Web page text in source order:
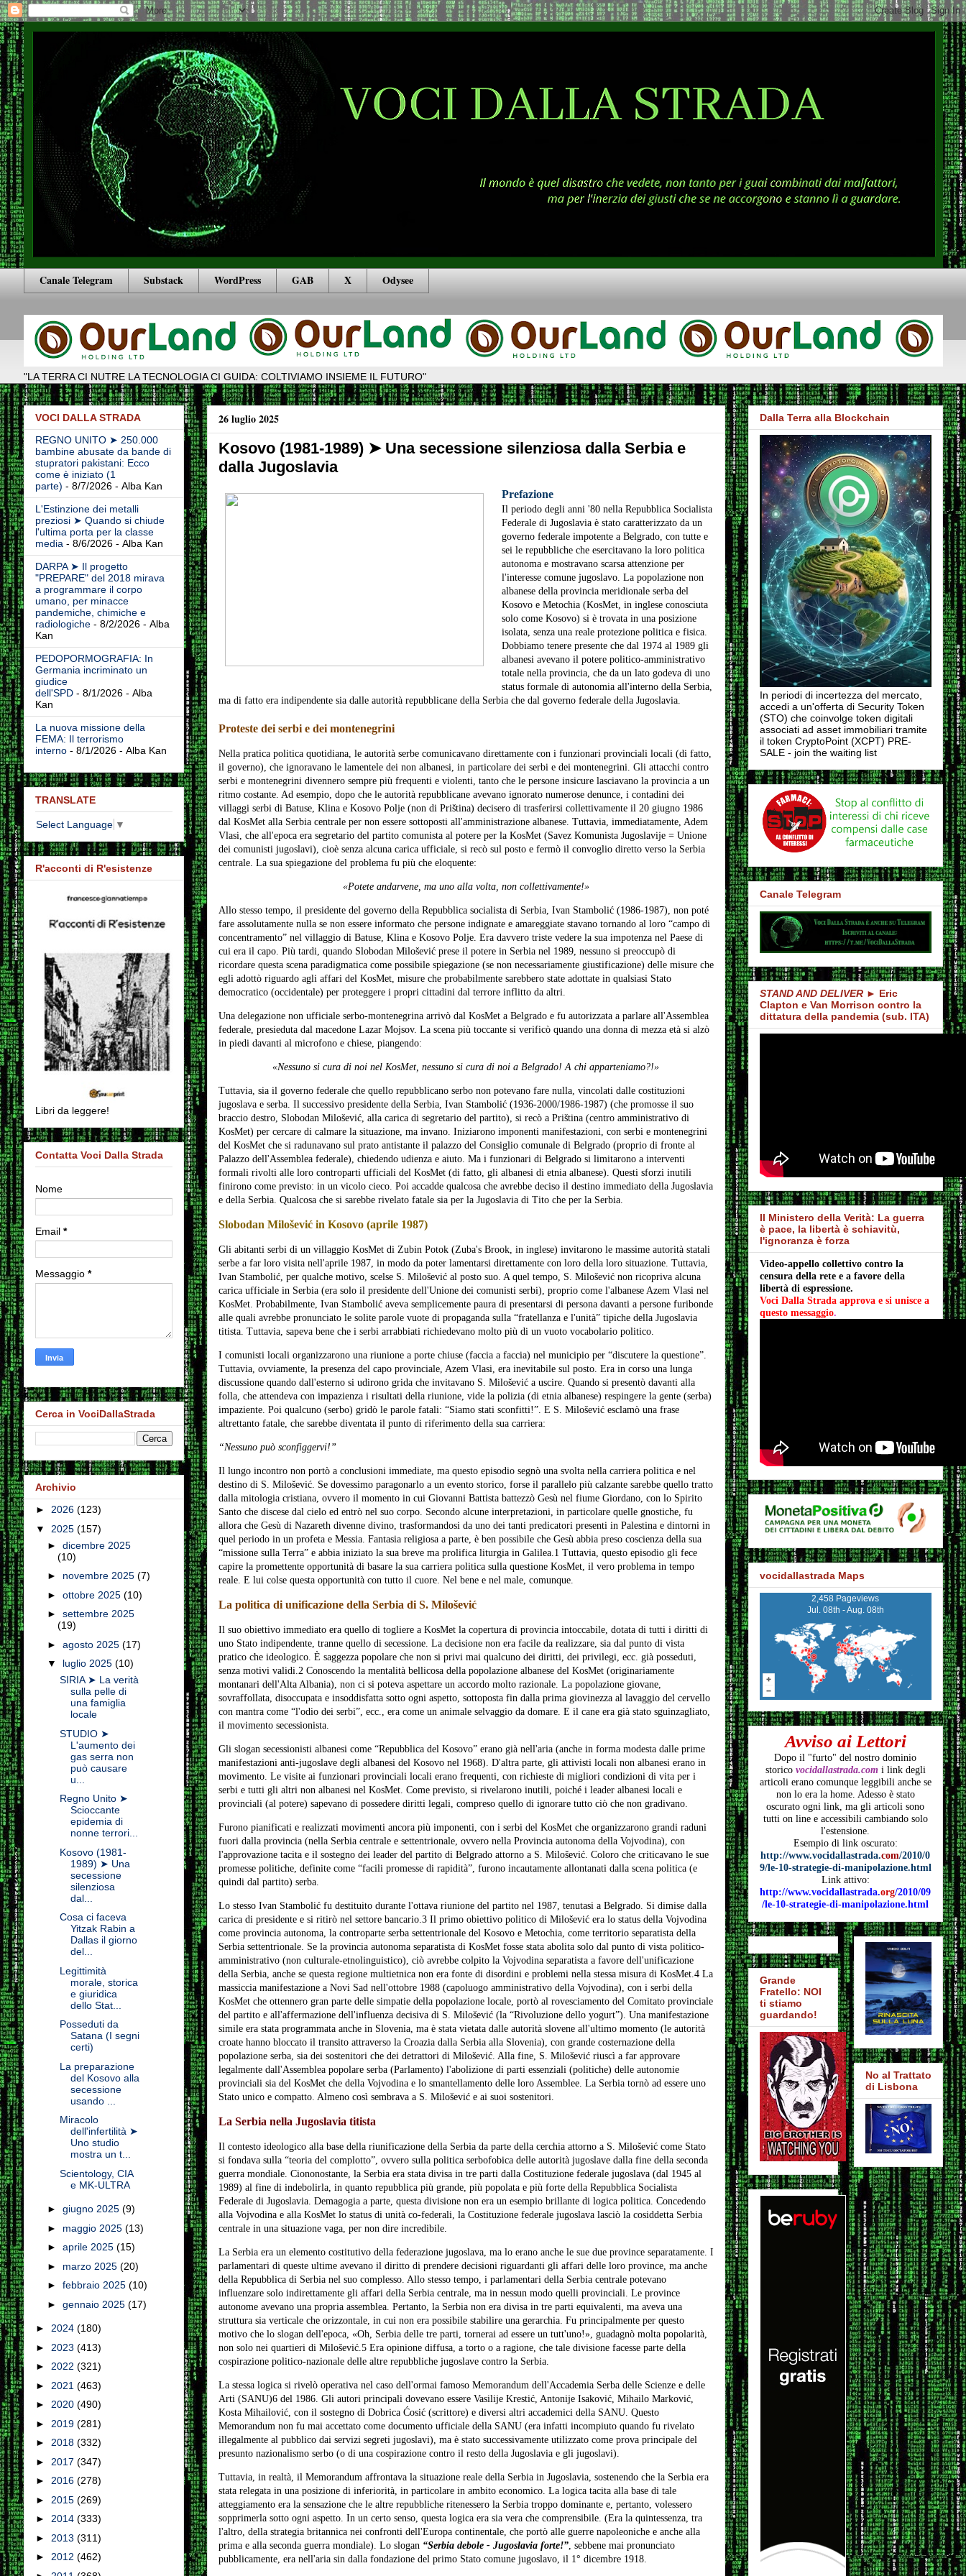
Canale Telegram Substack WordPress GAB X Odysee
"LA TERRA CI NUTRE LA TECNOLOGIA CI GUIDA: COLTIVIAMO INSIEME IL FUTURO"
26 luglio 2025
Kosovo (1981-1989) ➤ Una secessione silenziosa dalla Serbia e
dalla Jugoslavia
Prefazione
Il periodo degli anni '80 nella Repubblica Socialista
Federale di Jugoslavia è stato caratterizzato da un
governo federale impotente a Belgrado, con tutte e
sei le repubbliche che esercitavano la loro politica
autonoma e mostravano scarsa attenzione per
l'interesse comune jugoslavo. La popolazione non
albanese della provincia meridionale serba del
Kosovo e Metochia (KosMet, in inglese conosciuta
solo come Kosovo) si è trovata in una posizione
isolata, senza una reale protezione politica e fisica.
Dobbiamo tenere presente che dal 1974 al 1989 gli
albanesi avevano il potere politico-amministrativo
totale nella provincia, che da un lato godeva di uno
status formale di autonomia all'interno della Serbia,
ma di fatto era indipendente sia dalle autorità repubblicane della Serbia che dal governo federale della Jugoslavia.
Proteste dei serbi e dei montenegrini
Nella pratica politica quotidiana, le autorità serbe comunicavano direttamente con i funzionari provinciali locali (di fatto,
il governo), che ignoravano le lamentele dei non albanesi, in particolare dei serbi e dei montenegrini. Gli attacchi contro
serbi e montenegrini divennero sempre più frequenti e violenti, tanto che le persone insicure lasciavano la provincia a un
ritmo costante. Ad esempio, dopo che le autorità repubblicane avevano ignorato numerose denunce, i contadini dei
villaggi serbi di Batuse, Klina e Kosovo Polje (non di Priština) decisero di trasferirsi collettivamente il 20 giugno 1986
dal KosMet alla Serbia centrale per non essere sottoposti all'amministrazione albanese. Tuttavia, immediatamente, Adem
Vlasi, che all'epoca era segretario del partito comunista al potere per la KosMet (Savez Komunista Jugoslavije = Unione
dei comunisti jugoslavi), cioè senza alcuna carica ufficiale, si recò sul posto e fermò il convoglio diretto verso la Serbia
centrale. La sua spiegazione del problema fu più che eloquente:
«Potete andarvene, ma uno alla volta, non collettivamente!»
Allo stesso tempo, il presidente del governo della Repubblica socialista di Serbia, Ivan Stambolić (1986-1987), non poté
fare assolutamente nulla se non essere informato che persone indignate e amareggiate stavano tornando al loro “campo di
concentramento” nel villaggio di Batuse, Klina e Kosovo Polje. Era davvero triste vedere la sua impotenza nel Paese di
cui era il capo. Più tardi, quando Slobodan Milošević prese il potere in Serbia nel 1989, nessuno si preoccupò di
ricordare questa scena paradigmatica come possibile spiegazione (se non necessariamente giustificazione) delle misure che
egli adottò riguardo agli affari del KosMet, misure che probabilmente sarebbero state adottate in qualsiasi Stato
democratico (occidentale) per proteggere i propri cittadini dal terrore inflitto da altri.
Una delegazione non ufficiale serbo-montenegrina arrivò dal KosMet a Belgrado e fu autorizzata a parlare all'Assemblea
federale, presieduta dal macedone Lazar Mojsov. La scena più toccante si verificò quando una donna di mezza età si alzò
in piedi davanti al microfono e chiese, piangendo:
«Nessuno si cura di noi nel KosMet, nessuno si cura di noi a Belgrado! A chi apparteniamo?!»
Tuttavia, sia il governo federale che quello repubblicano serbo non potevano fare nulla, vincolati dalle costituzioni
jugoslava e serba. Il successivo presidente della Serbia, Ivan Stambolić (1936-2000/1986-1987) (che promosse il suo
braccio destro, Slobodan Milošević, alla carica di segretario del partito), si recò a Priština (centro amministrativo di
KosMet) per cercare di calmare la situazione, ma invano. Iniziarono imponenti manifestazioni, con serbi e montenegrini
del KosMet che si radunavano sul prato antistante il palazzo del Consiglio comunale di Belgrado (proprio di fronte al
Palazzo dell'Assemblea federale), chiedendo udienza e aiuto. Ma i funzionari di Belgrado si limitarono a interventi
formali rivolti alle loro controparti ufficiali del KosMet (di fatto, gli albanesi di etnia albanese). Questi sforzi inutili
finirono come previsto: in un vicolo cieco. Poi accadde qualcosa che avrebbe deciso il destino immediato della Jugoslavia
e della Serbia. Qualcosa che si sarebbe rivelato fatale sia per la Jugoslavia di Tito che per la Serbia.
Slobodan Milošević in Kosovo (aprile 1987)
Gli abitanti serbi di un villaggio KosMet di Zubin Potok (Zuba's Brook, in inglese) invitarono le massime autorità statali
serbe a far loro visita nell'aprile 1987, in modo da poter lamentarsi direttamente con loro della loro situazione. Tuttavia,
Ivan Stambolić, per qualche motivo, scelse S. Milošević al posto suo. A quel tempo, S. Milošević non ricopriva alcuna
carica ufficiale in Serbia (era solo il presidente dell'Unione dei comunisti serbi), proprio come l'albanese Azem Vlasi nel
KosMet. Probabilmente, Ivan Stambolić aveva semplicemente paura di presentarsi di persona davanti a persone furibonde
alle quali avrebbe pronunciato le solite parole vuote di propaganda sulla “fratellanza e l'unità” tipiche della Jugoslavia
titista. Tuttavia, sapeva bene che i serbi arrabbiati richiedevano molto più di un vuoto vocabolario politico.
I comunisti locali organizzarono una riunione a porte chiuse (faccia a faccia) nel municipio per “discutere la questione”.
Tuttavia, ovviamente, la presenza del capo provinciale, Azem Vlasi, era inevitabile sul posto. Era in corso una lunga
discussione quando dall'esterno si udirono grida che invitavano S. Milošević a uscire. Quando si presentò davanti alla
folla, che attendeva con impazienza i risultati della riunione, vide la polizia (di etnia albanese) respingere la gente (serba)
impaziente. Poi qualcuno (serbo) gridò le parole fatali: “Siamo stati sconfitti!”. E S. Milošević esclamò una frase
altrettanto fatale, che sarebbe diventata il punto di riferimento della sua carriera:
“Nessuno può sconfiggervi!”
Il lungo incontro non portò a conclusioni immediate, ma questo episodio segnò una svolta nella carriera politica e nel
destino di S. Milošević. Se dovessimo paragonarlo a un evento storico, forse il parallelo più calzante sarebbe quello tratto
dalla mitologia cristiana, ovvero il momento in cui Giovanni Battista battezzò Gesù nel fiume Giordano, con lo Spirito
Santo che discese dal cielo ed entrò nel suo corpo. Secondo alcune interpretazioni, in particolare quelle gnostiche, fu
allora che Gesù di Nazareth divenne divino, trasformandosi da uno dei tanti predicatori presenti in Palestina e dintorni in
quel periodo in un profeta e Messia. Fantasia religiosa a parte, è ben possibile che Gesù abbia preso coscienza della sua
“missione sulla Terra” e abbia iniziato la sua breve ma prolifica liturgia in Galilea.1 Tuttavia, questo episodio gli fece
capire la promettente opportunità di basare la sua carriera politica sulla questione KosMet, il vero problema in tempo
reale. E lui colse questa opportunità con tutto il cuore. Nel bene e nel male, comunque.
La politica di unificazione della Serbia di S. Milošević
Il suo obiettivo immediato era quello di togliere a KosMet la copertura di provincia intoccabile, dotata di tutti i diritti di
uno Stato indipendente, tranne quello di secessione. La decisione non era facile da realizzare, sia dal punto di vista
pratico che ideologico. È saggezza popolare che non si privi mai qualcuno dei diritti, dei privilegi, ecc. già posseduti,
senza motivi validi.2 Conoscendo la mentalità bellicosa della popolazione albanese del KosMet (originariamente
montanari dell'Alta Albania), non ci si poteva aspettare un accordo molto razionale. La popolazione giovane,
sovraffollata, disoccupata e insoddisfatta sotto ogni aspetto, sottoposta fin dalla prima giovinezza al lavaggio del cervello
con mantra come “l'odio dei serbi”, ecc., era come un animale selvaggio da domare. E il cane era già stato sguinzagliato,
il movimento secessionista.
Gli slogan secessionisti albanesi come “Repubblica del Kosovo” erano già nell'aria (anche in forma modesta dalle prime
manifestazioni anti-jugoslave degli albanesi del Kosovo nel 1968). D'altra parte, gli attivisti locali non albanesi erano in
movimento. Le visite ai funzionari provinciali locali erano frequenti, con richieste di migliori condizioni di vita per i
serbi e tutti gli altri non albanesi nel KosMet. Come previsto, si rivelarono inutili, poiché i leader albanesi locali e
provinciali (al potere) sapevano di possedere diritti legali, compreso quello di ignorare tutto ciò che non gradivano.
Furono pianificati e realizzati movimenti ancora più imponenti, con i serbi del KosMet che organizzarono grandi raduni
fuori dalla provincia (nella Serbia centrale e settentrionale, ovvero nella Provincia autonoma della Vojvodina), con
l'approvazione tacita e il sostegno dei leader del partito di Belgrado attorno a S. Milošević. Coloro che criticavano le sue
promesse politiche, definite come “facili promesse di rapidità”, furono incautamente allontanati dalla scena politica (e
quindi dal partito) serba.
Lo stesso Ivan Stambolić fu destituito durante l'ottava riunione del partito nel 1987, tenutasi a Belgrado. Si dimise dalla
carica di presidente e si ritirò nel settore bancario.3 Il primo obiettivo politico di Milošević era lo status della Vojvodina
come provincia autonoma, la controparte serba settentrionale del Kosovo e Metochia, come territorio separatista della
Serbia settentrionale. Se la provincia autonoma separatista di KosMet fosse stata abolita solo dal punto di vista politico-
amministrativo (non culturale-etnolinguistico), ciò avrebbe colpito la Vojvodina separatista a favore dell'unificazione
della Serbia, anche se questa regione multietnica non era fonte di disordini e problemi nella stessa misura di KosMet.4 La
massiccia manifestazione a Novi Sad nell'ottobre 1988 (capoluogo amministrativo della Vojvodina), con i serbi della
KosMet che ottennero gran parte delle simpatie della popolazione locale, portò al rovesciamento del Comitato provinciale
del partito e all'affermazione dell'influenza decisiva di S. Milošević (la “Rivoluzione dello yogurt”). Una manifestazione
simile era stata programmata anche in Slovenia, ma è stata vietata dalle autorità slovene all'ultimo momento (le autorità
croate hanno bloccato il transito attraverso la Croazia dalla Serbia alla Slovenia), con grande costernazione della
popolazione serba, sia dei sostenitori che dei detrattori di Milošević. Alla fine, S. Milošević riuscì a far approvare
legalmente dall'Assemblea popolare serba (Parlamento) l'abolizione di parti essenziali (politiche) delle autonomie
provinciali sia del KosMet che della Vojvodina e lo smantellamento delle loro Assemblee. La Serbia tornò ad essere uno
Stato unico e compatto. Almeno così sembrava a S. Milošević e ai suoi sostenitori.
La Serbia nella Jugoslavia titista
Il contesto ideologico alla base della riunificazione della Serbia da parte della cerchia attorno a S. Milošević come Stato
si fondava sulla “teoria del complotto”, ovvero sulla politica serbofobica delle autorità jugoslave dalla fine della seconda
guerra mondiale. Ciononostante, la Serbia era stata divisa in tre parti dalla Costituzione federale jugoslava (dal 1945 al
1989) al fine di indebolirla, in quanto repubblica più grande, più popolata e più forte della Repubblica Socialista
Federale di Jugoslavia. Demagogia a parte, questa divisione non era un esempio brillante di logica politica. Concedendo
alla Vojvodina e alla KosMet lo status di unità co-federali, la Costituzione federale jugoslava lasciò la cosiddetta Serbia
centrale in una situazione vaga, per non dire incredibile.
La Serbia era un elemento costitutivo della federazione jugoslava, ma lo erano anche le sue due province separatamente. I
parlamentari di queste ultime avevano il diritto di prendere decisioni riguardanti gli affari delle loro province, ma anche
della Repubblica di Serbia nel suo complesso. Allo stesso tempo, i parlamentari della Serbia centrale potevano
influenzare solo indirettamente gli affari della Serbia centrale, ma in nessun modo quelli provinciali. Le province
autonome avevano una propria assemblea. Pertanto, la Serbia non era divisa in tre parti equivalenti, ma aveva una
struttura sia verticale che orizzontale, in cui non era possibile stabilire una gerarchia. Fu principalmente per questo
motivo che lo slogan dell'epoca, «Oh, Serbia delle tre parti, tornerai ad essere un tutt'uno!», guadagnò molta popolarità,
non solo nei quartieri di Milošević.5 Era opinione diffusa, a torto o a ragione, che tale divisione facesse parte della
cospirazione politico-nazionale delle altre repubbliche jugoslave contro la Serbia.
La stessa logica si rivelò operativa nel caso dell'ormai famoso Memorandum dell'Accademia Serba delle Scienze e delle
Arti (SANU)6 del 1986. Gli autori principali dovevano essere Vasilije Krestić, Antonije Isaković, Mihailo Marković,
Kosta Mihailović, con il sostegno di Dobrica Ćosić (scrittore) e diversi altri accademici della SANU. Questo
Memorandum non fu mai accettato come documento ufficiale della SANU (era infatti incompiuto quando fu rivelato
illegalmente al pubblico dai servizi segreti jugoslavi), ma è stato successivamente utilizzato come prova principale del
presunto nazionalismo serbo (o di una cospirazione contro il resto della Jugoslavia e gli jugoslavi).
Tuttavia, in realtà, il Memorandum affrontava la situazione reale della Serbia in Jugoslavia, sostenendo che la Serbia era
stata relegata in una posizione di inferiorità, in particolare in ambito economico. La logica tacita alla base di tale
atteggiamento era la sensazione che le altre repubbliche ritenessero la Serbia troppo dominante e, pertanto, volessero
sopprimerla sotto ogni aspetto. In un certo senso, questa logica era sia vera che comprensibile. (Era la quintessenza, tra
l'altro, della strategia britannica nei confronti dell'Europa continentale, che portò alle guerre napoleoniche e anche alla
prima e alla seconda guerra mondiale). Lo slogan “Serbia debole - Jugoslavia forte!”, sebbene mai pronunciato
pubblicamente, era nell'aria sin dalla fondazione del primo Stato comune jugoslavo, il 1° dicembre 1918.
VOCI DALLA STRADA
REGNO UNITO ➤ 250.000
bambine abusate da bande di
stupratori pakistani: Ecco
come è iniziato (1
parte) - 8/7/2026- Alba Kan
L'Estinzione dei metalli
preziosi ➤ Quando si chiude
l'ultima porta per la classe
media - 8/6/2026- Alba Kan
DARPA ➤ Il progetto
"PREPARE" del 2018 mirava
a programmare il corpo
umano, per minacce
pandemiche, chimiche e
radiologiche- 8/2/2026- Alba
Kan
PEDOPORMOGRAFIA: In
Germania incriminato un
giudice
dell'SPD- 8/1/2026- Alba
Kan
La nuova missione della
FEMA: Il terrorismo
interno- 8/1/2026- Alba Kan
TRANSLATE
Select Language ▼
R'acconti di R'esistenze
Libri da leggere!
Contatta Voci Dalla Strada
Nome
Email *
Messaggio *
Cerca in VociDallaStrada
Archivio
► 2026 (123)
▼ 2025 (157)
►dicembre 2025
(10)
► novembre 2025(7)
►ottobre 2025(10)
►settembre 2025
(19)
►agosto 2025(17)
▼ luglio 2025(10)
SIRIA ➤ La verità
sulla pelle di
una famiglia
locale
STUDIO ➤
L'aumento dei
gas serra non
può causare
u...
Regno Unito ➤
Scioccante
epidemia di
nonne terrori...
Kosovo (1981-
1989) ➤ Una
secessione
silenziosa
dal...
Cosa ci faceva
Yitzak Rabin a
Dallas il giorno
del...
Legittimità
morale, storica
e giuridica
dello Stat...
Posseduti da
Satana (I segni
certi)
La preparazione
del Kosovo alla
secessione
usando ...
Miracolo
dell'infertilità ➤
Uno studio
mostra un t...
Scientology, CIA
e MK-ULTRA
►giugno 2025(9)
► maggio 2025(13)
►aprile 2025(15)
► marzo 2025(20)
►febbraio 2025(10)
►gennaio 2025(17)
► 2024 (180)
► 2023 (413)
► 2022 (321)
► 2021 (463)
► 2020 (490)
► 2019 (281)
► 2018 (332)
► 2017 (347)
► 2016 (278)
► 2015 (269)
► 2014 (333)
► 2013 (311)
► 2012 (462)
Dalla Terra alla Blockchain
In periodi di incertezza del mercato,
accedi a un'offerta di Security Token
(STO) che coinvolge token digitali
associati ad asset immobiliari tramite
il token CryptoPoint (XCPT) PRE-
SALE - join the waiting list
Canale Telegram
STAND AND DELIVER► Eric
Clapton e Van Morrison contro la
dittatura della pandemia (sub. ITA)
Il Ministero della Verità: La guerra
è pace, la libertà è schiavitù,
l'ignoranza è forza
Video-appello collettivo contro la
censura della rete e a favore della
libertà di espressione.
Voci Dalla Strada approva e si unisce a
questo messaggio.
vocidallastrada Maps
2,458 Pageviews
Jul. 08th - Aug. 08th
Avviso ai Lettori
Dopo il "furto" del nostro dominio
storico vocidallastrada.comi link degli
articoli erano comunque leggibili anche se
non lo era la home. Adesso è stato
oscurato ogni link, ma gli articoli sono
tutti on line e accessibili cambiando solo
l'estensione.
Esempio di link oscurato:
http://www.vocidallastrada.com/2010/0
9/le-10-strategie-di-manipolazione.html
Link attivo:
http://www.vocidallastrada.org/2010/09
/le-10-strategie-di-manipolazione.html
Grande
Fratello: NOI
ti stiamo
guardando!
No al Trattato
di Lisbona